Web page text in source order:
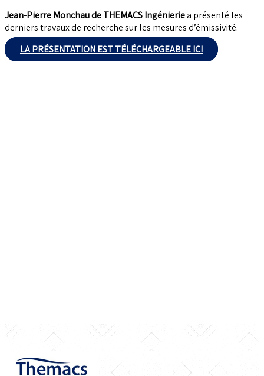
Jean-Pierre Monchau de THEMACS Ingénieriea présenté les
derniers travaux de recherche sur les mesures d’émissivité.
LA PRÉSENTATION EST TÉLÉCHARGEABLE ICI